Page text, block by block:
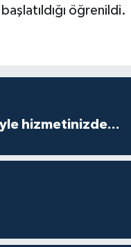
öğrenildi.
hizmetinizde...